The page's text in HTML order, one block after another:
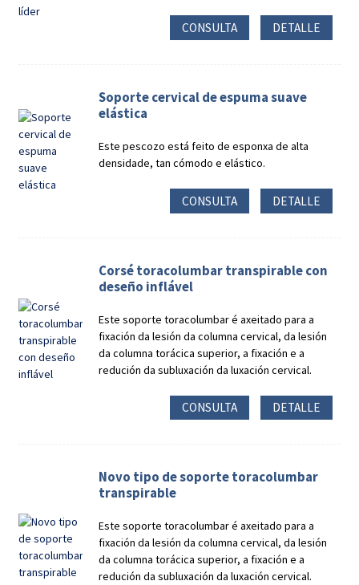
CONSULTA DETALLE
Soporte cervical de espuma suave
elástica
Este pescozo está feito de esponxa de alta
densidade, tan cómodo e elástico.
CONSULTA DETALLE
Corsé toracolumbar transpirable con
deseño inflável
Este soporte toracolumbar é axeitado para a
fixación da lesión da columna cervical, da lesión
da columna torácica superior, a fixación e a
redución da subluxación da luxación cervical.
CONSULTA DETALLE
Novo tipo de soporte toracolumbar
transpirable
Este soporte toracolumbar é axeitado para a
fixación da lesión da columna cervical, da lesión
da columna torácica superior, a fixación e a
redución da subluxación da luxación cervical.